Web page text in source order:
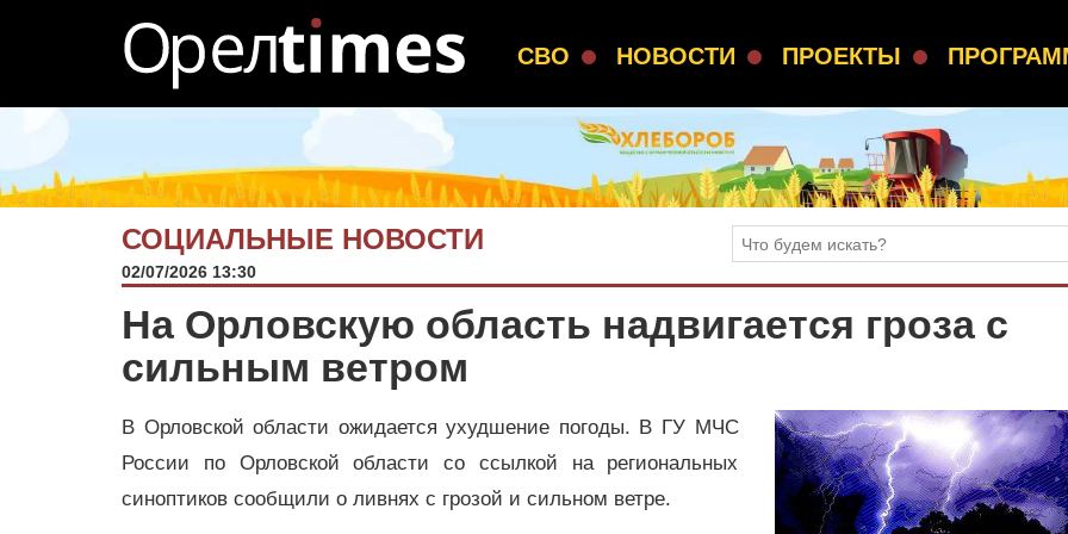
СВО НОВОСТИ ПРОЕКТЫ
СОЦИАЛЬНЫЕ НОВОСТИ
02/07/2026 13:30
На Орловскую область надвигается гроза с
сильным ветром
В Орловской области ожидается ухудшение погоды. В ГУ МЧС
России по Орловской области со ссылкой на региональных
синоптиков сообщили о ливнях с грозой и сильном ветре.